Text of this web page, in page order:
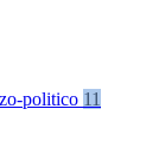
politico 11